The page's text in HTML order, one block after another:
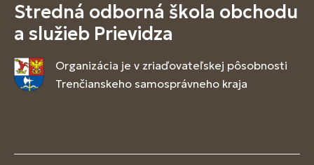
Stredná odborná škola obchodu
a služieb Prievidza
Organizácia je v zriaďovateľskej pôsobnosti
Trenčianskeho samosprávneho kraja